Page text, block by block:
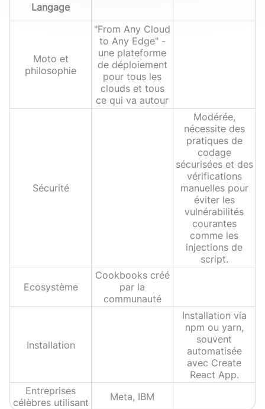
Langage
Moto et
philosophie
"From Any Cloud
to Any Edge" -
une plateforme
de déploiement
pour tous les
clouds et tous
ce qui va autour
Sécurité
Modérée,
nécessite des
pratiques de
codage
sécurisées et des
vérifications
manuelles pour
éviter les
vulnérabilités
courantes
comme les
injections de
script.
Ecosystème
Cookbooks créé
par la
communauté
Installation
Installation via
npm ou yarn,
souvent
automatisée
avec Create
React App.
Entreprises
célèbres utilisant
Meta, IBM